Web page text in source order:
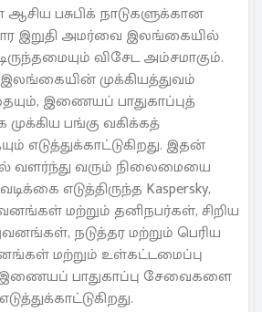
பசுபிக் நாடுகளுக்கான
இறுதி அமர்வை இலங்கையில்
விசேட அம்சமாகும்.
முக்கியத்துவம்
இணையப் பாதுகாப்புத்
பங்கு வகிக்கத்
எடுத்துக்காட்டுகிறது. இதன்
வளர்ந்து வரும் நிலைமையை
எடுத்திருந்த Kaspersky,
மற்றும் தனிநபர்கள், சிறிய
நடுத்தர மற்றும் பெரிய
மற்றும் உள்கட்டமைப்பு
இணையப் பாதுகாப்பு சேவைகளை